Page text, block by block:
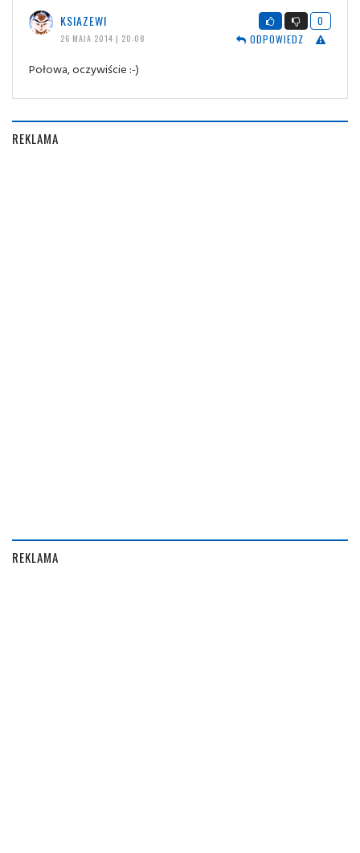
KSIAZEWI
26 MAJA 2014 | 20:08
0
ODPOWIEDZ
Połowa, oczywiście :-)
REKLAMA
REKLAMA